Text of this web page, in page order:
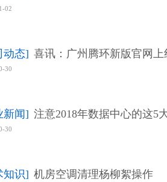
02
动态] 喜讯：广州腾环新版官网上
30
新闻] 注意2018年数据中心的这5
30
知识] 机房空调清理杨柳絮操作